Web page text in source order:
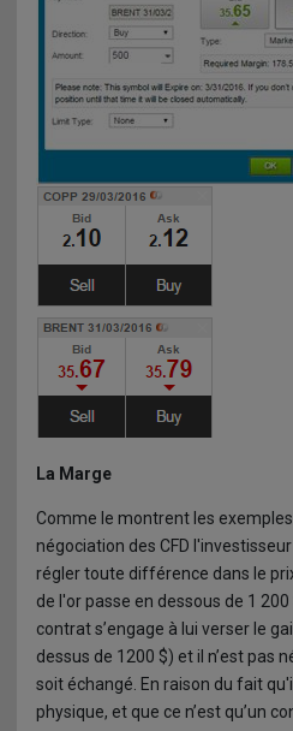
La Marge
Comme le montrent les
négociation des CFD
régler toute différence dans le
de l'or passe en dessous de 1
contrat s’engage à lui verser le
dessus de 1200 $) et il n’est pas
soit échangé. En raison du fait
physique, et que ce n’est qu’un